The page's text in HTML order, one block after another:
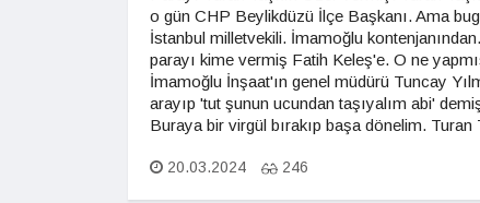
o gün CHP Beylikdüzü İlçe Başkanı. Ama
İstanbul milletvekili. İmamoğlu
parayı kime vermiş Fatih Keleş'e. O ne
İmamoğlu İnşaat'ın genel müdürü Tuncay
arayıp 'tut şunun ucundan taşıyalım abi'
Buraya bir virgül bırakıp başa dönelim. Turan
20.03.2024 246